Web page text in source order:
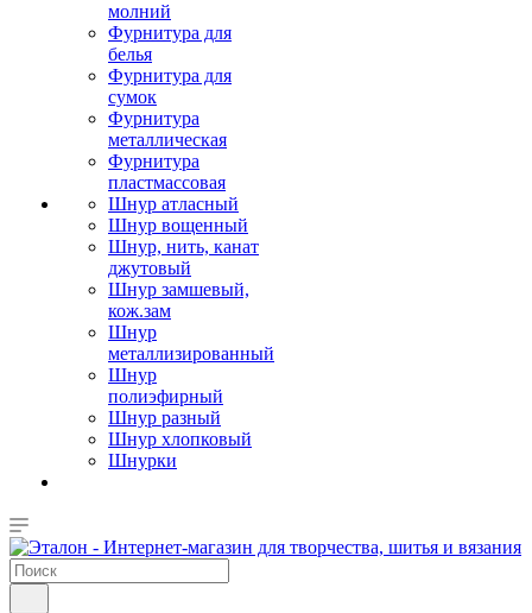
молний
Фурнитура для
белья
Фурнитура для
сумок
Фурнитура
металлическая
Фурнитура
пластмассовая
Шнур атласный
Шнур вощенный
Шнур, нить, канат
джутовый
Шнур замшевый,
кож.зам
Шнур
металлизированный
Шнур
полиэфирный
Шнур разный
Шнур хлопковый
Шнурки